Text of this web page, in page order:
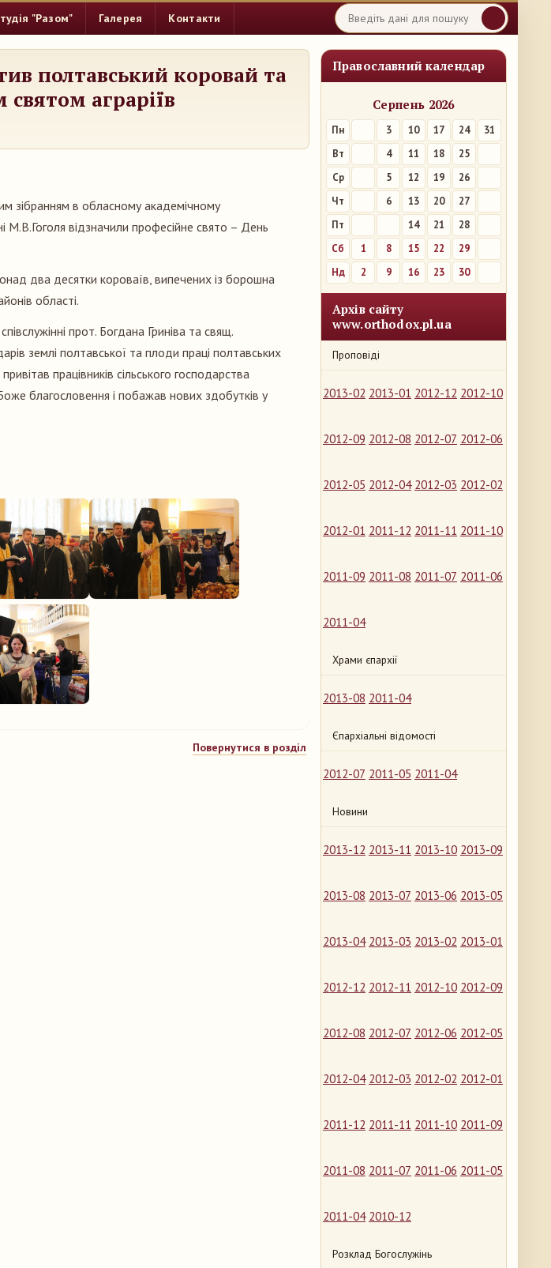
"Разом" Галерея Контакти
Православний календар
Серпень 2026
Пн 3 10 17 24
31
Вт
4 11 18
25
Ср
5 12 19
26
Чт
6 13 20
27
Пт
14 21
28
Сб
1 8 15 22
29
Нд
2 9 16 23 30
Архів сайту
www.orthodox.pl.ua
Проповіді
2013-02 2013-01 2012-12 2012-10
2012-09 2012-08 2012-07 2012-06
2012-05 2012-04 2012-03 2012-02
2012-01 2011-12 2011-11 2011-10
2011-09 2011-08 2011-07 2011-06
2011-04
Храми єпархії
2013-08 2011-04
Єпархіальні відомості
2012-07 2011-05 2011-04
Новини
2013-12 2013-11 2013-10 2013-09
2013-08 2013-07 2013-06 2013-05
2013-04 2013-03 2013-02 2013-01
2012-12 2012-11 2012-10 2012-09
2012-08 2012-07 2012-06 2012-05
2012-04 2012-03 2012-02 2012-01
2011-12 2011-11 2011-10 2011-09
2011-08 2011-07 2011-06 2011-05
2011-04 2010-12
Розклад Богослужінь
полтавський коровай та
святом аграріїв
зібранням в обласному академічному
М.В.Гоголя відзначили професійне свято – День
два десятки короваїв, випечених із борошна
області.
прот. Богдана Гриніва та свящ.
землі полтавської та плоди праці полтавських
працівників сільського господарства
благословення і побажав нових здобутків у
Повернутися в розділ